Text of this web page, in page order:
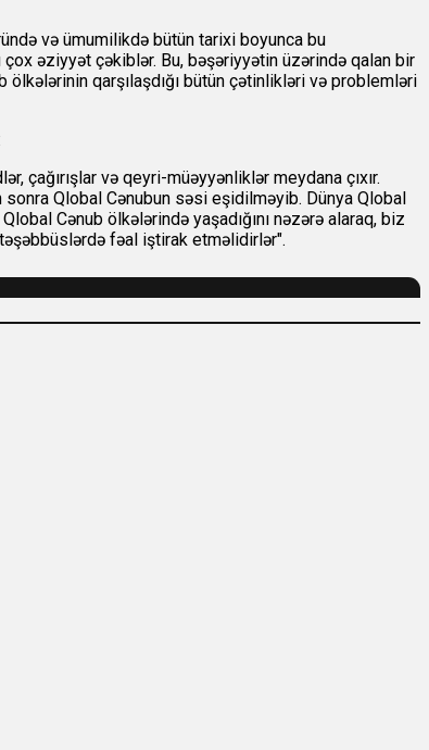
və ümumilikdə bütün tarixi boyunca bu
əziyyət çəkiblər. Bu, bəşəriyyətin üzərində qalan bir
qarşılaşdığı bütün çətinlikləri və problemləri
çağırışlar və qeyri-müəyyənliklər meydana çıxır.
Qlobal Cənubun səsi eşidilməyib. Dünya Qlobal
Cənub ölkələrində yaşadığını nəzərə alaraq, biz
fəal iştirak etməlidirlər".